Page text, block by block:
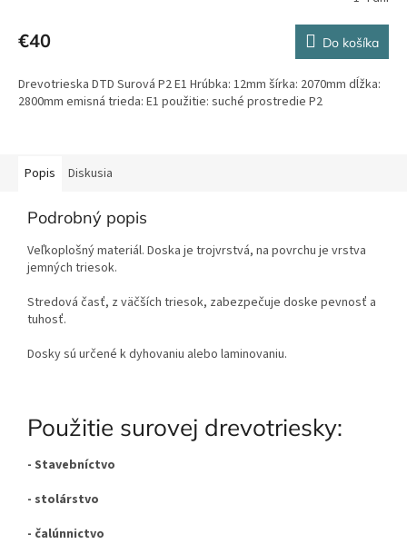
€40 Do košíka
Drevotrieska DTD Surová P2 E1 Hrúbka: 12mm šírka: 2070mm dĺžka:
2800mm emisná trieda: E1 použitie: suché prostredie P2
Popis Diskusia
Podrobný popis
Veľkoplošný materiál. Doska je trojvrstvá, na povrchu je vrstva
jemných triesok.
Stredová časť, z väčších triesok, zabezpečuje doske pevnosť a
tuhosť.
Dosky sú určené k dyhovaniu alebo laminovaniu.
Použitie surovej drevotriesky:
- Stavebníctvo
- stolárstvo
- čalúnnictvo